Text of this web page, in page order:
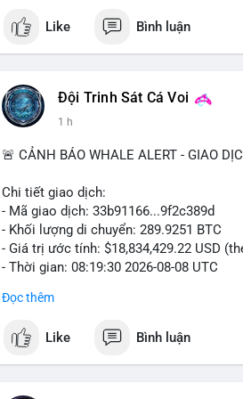
Like Bình luận
Đội Trinh Sát Cá Voi
1 h
🚨 CẢNH BÁO WHALE ALERT - GIAO
Chi tiết giao dịch:
- Mã giao dịch: 33b91166...9f2c389d
- Khối lượng di chuyển: 289.9251 BTC
- Giá trị ước tính: $18,834,429.22 USD
- Thời gian: 08:19:30 2026-08-08 UTC
Nhận định phân tích:
chưa xác nhận cho thấy dấu hiệu của
mục. Với mức giá hiện tại, động thái
Đọc thêm
Like Bình luận